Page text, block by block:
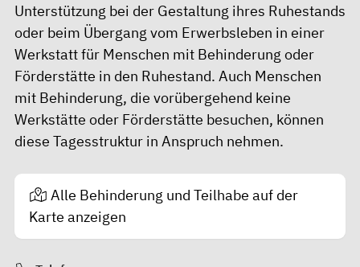
Unterstützung bei der Gestaltung ihres Ruhestands
oder beim Übergang vom Erwerbsleben in einer
Werkstatt für Menschen mit Behinderung oder
Förderstätte in den Ruhestand. Auch Menschen
mit Behinderung, die vorübergehend keine
Werkstätte oder Förderstätte besuchen, können
diese Tagesstruktur in Anspruch nehmen.
Alle Behinderung und Teilhabe auf der
Karte anzeigen